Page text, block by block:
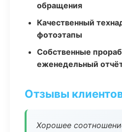
обращения
Качественный
фотоэтапы
Собственные
еженедельный
Отзывы
Хорошее